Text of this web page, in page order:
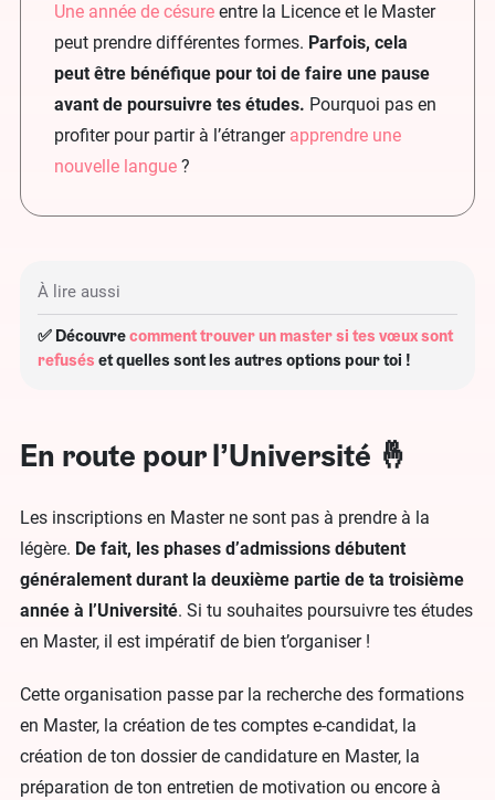
Une année de césure entre la Licence et le Master
peut prendre différentes formes. Parfois, cela
peut être bénéfique pour toi de faire une pause
avant de poursuivre tes études. Pourquoi pas en
profiter pour partir à l’étranger apprendre une
nouvelle langue ?
À lire aussi
✅ Découvrecomment trouver un master si tes vœux sont
refusés et quelles sont les autres options pour toi !
En route pour l’Université 🤞
Les inscriptions en Master ne sont pas à prendre à la
légère. De fait, les phases d’admissions débutent
généralement durant la deuxième partie de ta troisième
année à l’Université. Si tu souhaites poursuivre tes études
en Master, il est impératif de bien t’organiser !
Cette organisation passe par la recherche des formations
en Master, la création de tes comptes e-candidat, la
création de ton dossier de candidature en Master, la
préparation de ton entretien de motivation ou encore à